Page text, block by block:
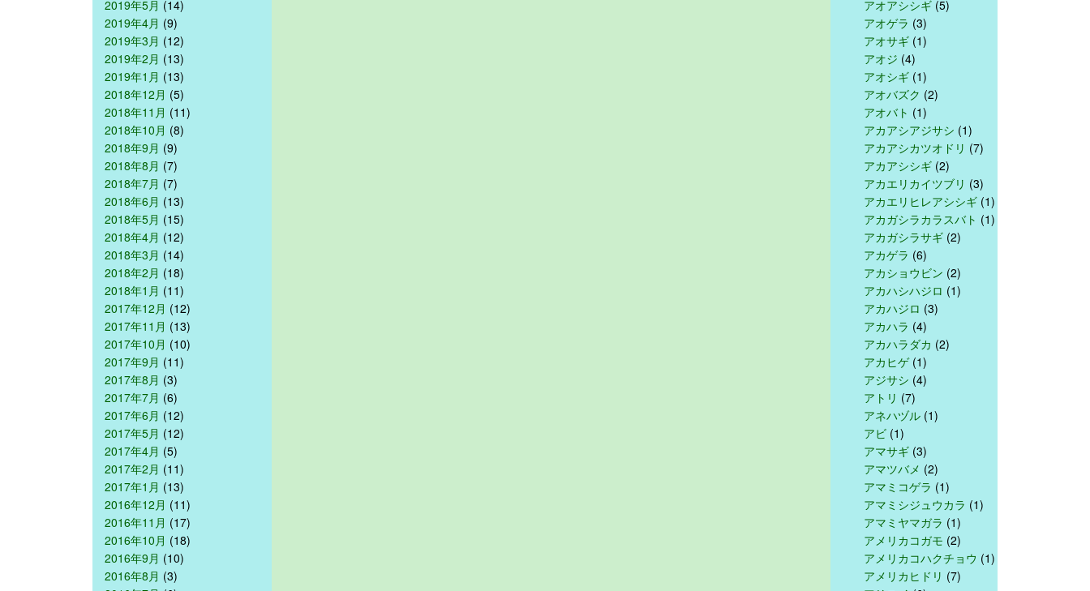
2019年5月 (14)
2019年4月 (9)
2019年3月 (12)
2019年2月 (13)
2019年1月 (13)
2018年12月 (5)
2018年11月 (11)
2018年10月 (8)
2018年9月 (9)
2018年8月 (7)
2018年7月 (7)
2018年6月 (13)
2018年5月 (15)
2018年4月 (12)
2018年3月 (14)
2018年2月 (18)
2018年1月 (11)
2017年12月 (12)
2017年11月 (13)
2017年10月 (10)
2017年9月 (11)
2017年8月 (3)
2017年7月 (6)
2017年6月 (12)
2017年5月 (12)
2017年4月 (5)
2017年2月 (11)
2017年1月 (13)
2016年12月 (11)
2016年11月 (17)
2016年10月 (18)
2016年9月 (10)
2016年8月 (3)
アオアシシギ (5)
アオゲラ (3)
アオサギ (1)
アオジ (4)
アオシギ (1)
アオバズク (2)
アオバト (1)
アカアシアジサシ (1)
アカアシカツオドリ (7)
アカアシシギ (2)
アカエリカイツブリ (3)
アカエリヒレアシシギ (1)
アカガシラカラスバト (1)
アカガシラサギ (2)
アカゲラ (6)
アカショウビン (2)
アカハシハジロ (1)
アカハジロ (3)
アカハラ (4)
アカハラダカ (2)
アカヒゲ(1)
アジサシ (4)
アトリ (7)
アネハヅル (1)
アビ (1)
アマサギ (3)
アマツバメ (2)
アマミコゲラ (1)
アマミシジュウカラ (1)
アマミヤマガラ (1)
アメリカコガモ (2)
アメリカコハクチョウ (1)
アメリカヒドリ (7)